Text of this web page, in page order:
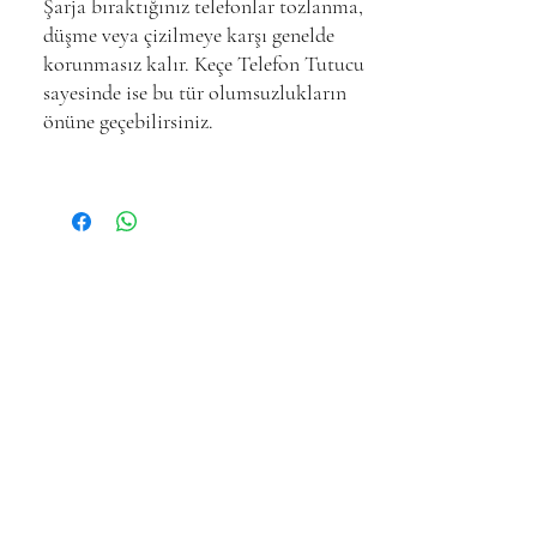
Şarja bıraktığınız telefonlar tozlanma,
düşme veya çizilmeye karşı genelde
korunmasız kalır. Keçe Telefon Tutucu
sayesinde ise bu tür olumsuzlukların
önüne geçebilirsiniz.